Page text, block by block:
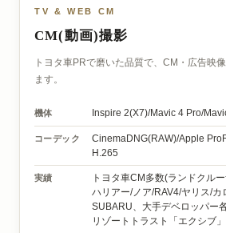
TV & WEB CM
CM(動画)撮影
トヨタ車PRで磨いた品質で、CM・広告映
ます。
機体 Inspire 2(X7)/Mavic 4 Pro/
コーデック CinemaDNG(RAW)/Apple
H.265
実績 トヨタ車CM多数(ランドクル
ハリアー/ノア/RAV4/ヤリス/カ
SUBARU、 大手デベロッパー
リゾートトラスト「エクシブ」